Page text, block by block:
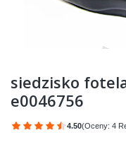
siedzisko
e0046756
4.50(Oceny: 4
Przejdź do